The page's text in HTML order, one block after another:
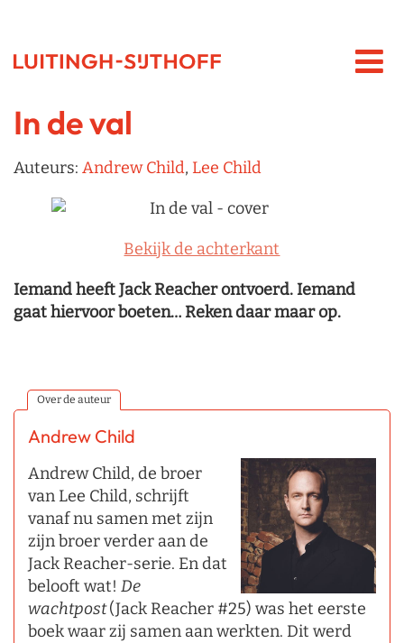
In de val
Auteurs: Andrew Child, Lee Child
Bekijk de achterkant
Iemand heeft Jack Reacher ontvoerd. Iemand
gaat hiervoor boeten… Reken daar maar op.
Over de auteur
Andrew Child
Andrew Child, de broer
van Lee Child, schrijft
vanaf nu samen met zijn
zijn broer verder aan de
Jack Reacher-serie. En dat
belooft wat! De
wachtpost(Jack Reacher #25) was het eerste
boek waar zij samen aan werkten. Dit werd